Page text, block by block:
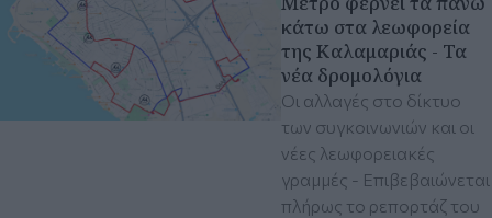
κάτω στα λεωφορεία
της Καλαμαριάς - Τα
νέα δρομολόγια
Οι αλλαγές στο δίκτυο
των συγκοινωνιών και οι
νέες λεωφορειακές
γραμμές - Επιβεβαιώνεται
πλήρως το ρεπορτάζ του